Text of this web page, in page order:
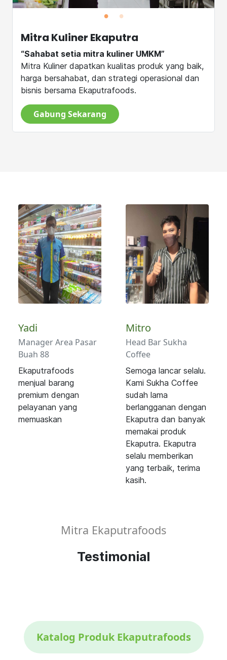
Mitra Kuliner Ekaputra
“Sahabat setia mitra kuliner UMKM”
Mitra Kuliner dapatkan kualitas produk yang baik,
harga bersahabat, dan strategi operasional dan
bisnis bersama Ekaputrafoods.
Gabung Sekarang
Testimonial
Mitra Ekaputrafoods
Yadi
Manager Area Pasar
Buah 88
Ekaputrafoods
menjual barang
premium dengan
pelayanan yang
memuaskan
Mitro
Head Bar Sukha
Coffee
Semoga lancar selalu.
Kami Sukha Coffee
sudah lama
berlangganan dengan
Ekaputra dan banyak
memakai produk
Ekaputra. Ekaputra
selalu memberikan
yang terbaik, terima
kasih.
Katalog Produk Ekaputrafoods